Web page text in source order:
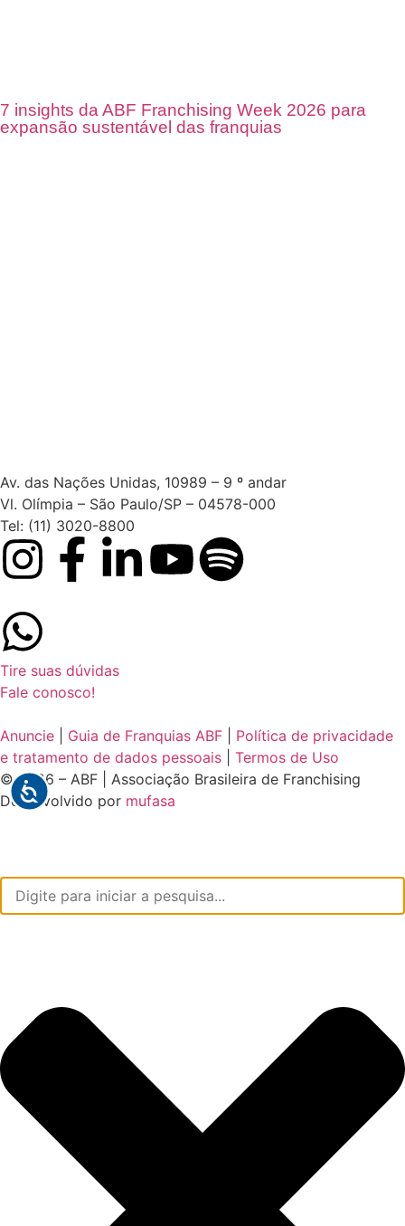
7 insights da ABF Franchising Week 2026 para
expansão sustentável das franquias
Av. das Nações Unidas, 10989 – 9 º andar
Vl. Olímpia – São Paulo/SP – 04578-000
Tel: (11) 3020-8800
Tire suas dúvidas
Fale conosco!
Anuncie Guia de Franquias ABF
Política de privacidade
e tratamento de dados pessoais
Termos de Uso
© 2026 – ABF | Associação Brasileira de Franchising
Desenvolvido por mufasa